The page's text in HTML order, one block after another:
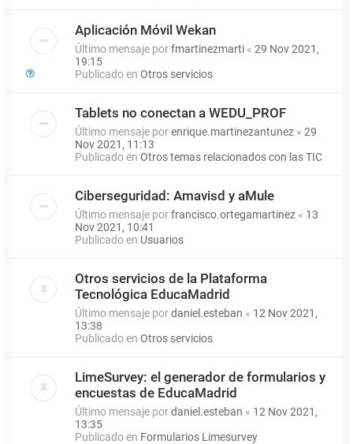
Aplicación Móvil Wekan
Último mensaje porfmartinezmarti « 29 Nov 2021,
19:15
Publicado en Otros servicios
Tablets no conectan a WEDU_PROF
Último mensaje porenrique.martinezantunez « 29
Nov 2021, 11:13
Publicado en Otros temas relacionados con las TIC
Ciberseguridad: Amavisd y aMule
Último mensaje porfrancisco.ortegamartinez « 13
Nov 2021, 10:41
Publicado en Usuarios
Otros servicios de la Plataforma
Tecnológica EducaMadrid
Último mensaje pordaniel.esteban « 12 Nov 2021,
13:38
Publicado en Otros servicios
LimeSurvey: el generador de formularios y
encuestas de EducaMadrid
Último mensaje pordaniel.esteban « 12 Nov 2021,
13:35
Publicado en Formularios Limesurvey